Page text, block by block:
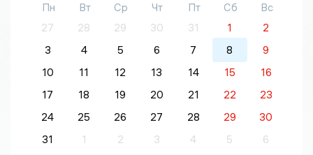
Пн Вт Ср Чт Пт Сб
Вс
27
28 29 30 31 1
2
3
4 5 6 7 8
9
10
11 12 13 14 15
16
17
18 19 20 21 22
23
24
25 26 27 28 29
30
31
1 2 3 4 5 6